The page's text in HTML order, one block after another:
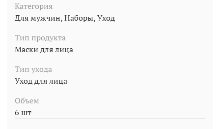
Категория
Для мужчин, Наборы, Уход
Тип продукта
Маски для лица
Тип ухода
Уход для лица
Объем
6 шт